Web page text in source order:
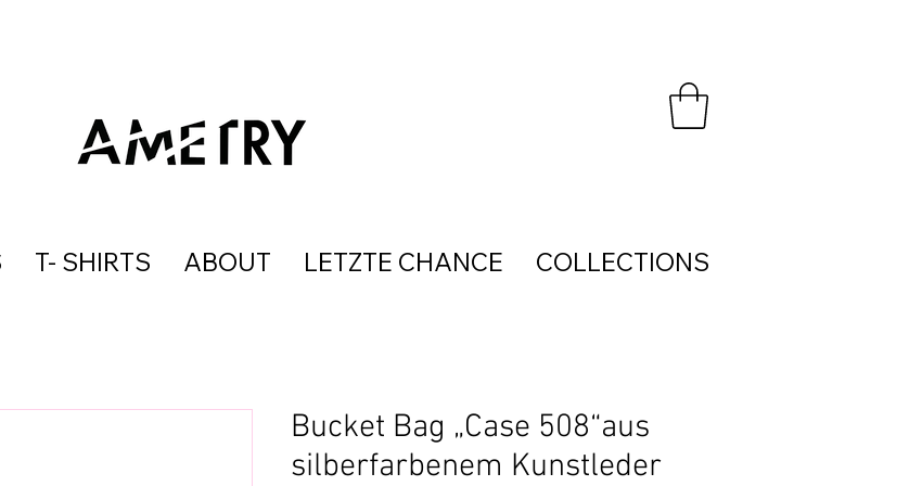
T- SHIRTS ABOUT LETZTE CHANCE COLLECTIONS
Bucket Bag „Case 508“aus
silberfarbenem Kunstleder